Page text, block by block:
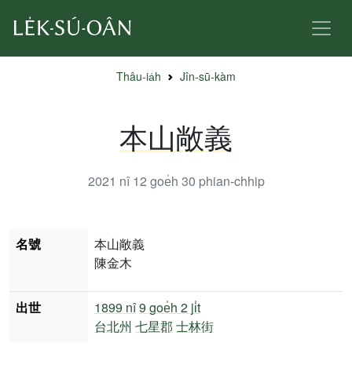
Thâu-ia̍h Jîn-sū-kàm
本山敞義
2021 nî 12 goe̍h 30 phian-chhip
名號
本山敞義
陳金木
出世 1899 nî9 goe̍h 2 ji̍t
台北州 七星郡 士林街